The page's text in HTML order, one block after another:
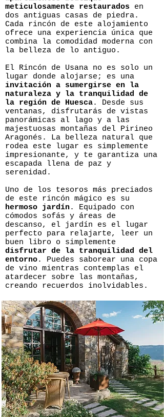
meticulosamente restaurados en
dos antiguas casas de piedra.
Cada rincón de este alojamiento
ofrece una experiencia única que
combina la comodidad moderna con
la belleza de lo antiguo.
El Rincón de Usana no es solo un
lugar donde alojarse; es una
invitación a sumergirse en la
naturaleza y la tranquilidad de
la región de Huesca. Desde sus
ventanas, disfrutarás de vistas
panorámicas al lago y a las
majestuosas montañas del Pirineo
Aragonés. La belleza natural que
rodea este lugar es simplemente
impresionante, y te garantiza una
escapada llena de paz y
serenidad.
Uno de los tesoros más preciados
de este rincón mágico es su
hermoso jardín. Equipado con
cómodos sofás y áreas de
descanso, el jardín es el lugar
perfecto para relajarte, leer un
buen libro o simplemente
disfrutar de la tranquilidad del
entorno. Puedes saborear una copa
de vino mientras contemplas el
atardecer sobre las montañas,
creando recuerdos inolvidables.